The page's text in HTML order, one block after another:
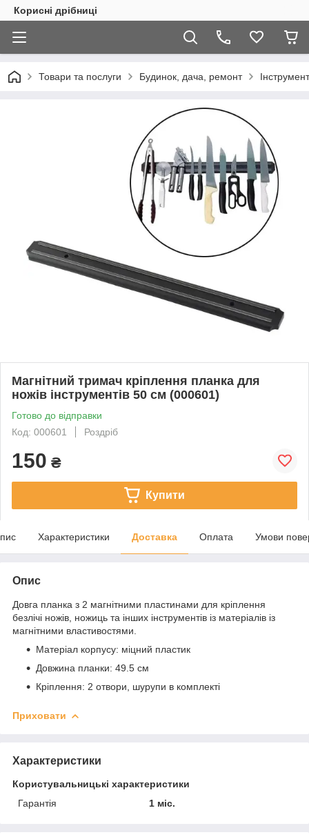
Корисні дрібниці
Товари та послуги Будинок, дача, ремонт
Магнітний тримач кріплення планка для
ножів інструментів 50 см (000601)
Готово до відправки
Код: 000601
Роздріб
150 ₴
Купити
Характеристики Доставка Оплата Умови
Опис
Довга планка з 2 магнітними пластинами для кріплення
безлічі ножів, ножиць та інших інструментів із матеріалів із
магнітними властивостями.
Матеріал корпусу: міцний пластик
Довжина планки: 49.5 см
Кріплення: 2 отвори, шурупи в комплекті
Приховати
Характеристики
Користувальницькі характеристики
Гарантія
1 міс.